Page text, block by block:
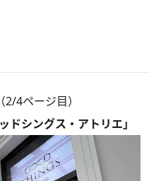
4ページ目）
ドシングス・アトリエ」